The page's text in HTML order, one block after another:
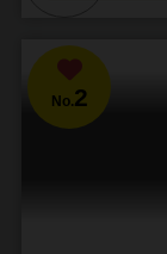
No.2